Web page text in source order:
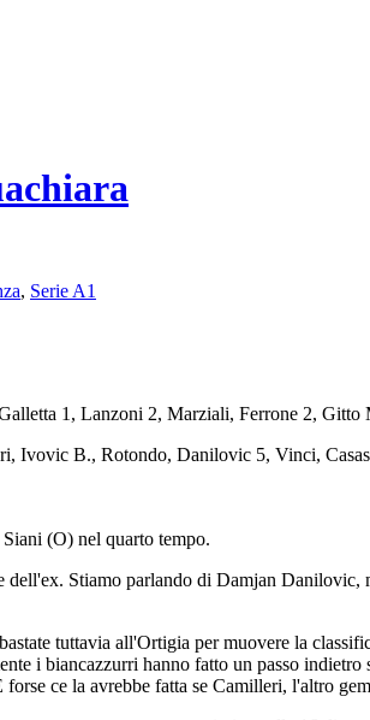
, Serie A1
1, Lanzoni 2, Marziali, Ferrone 2,
Ivovic B., Rotondo, Danilovic 5, Vinci,
(O) nel quarto tempo.
Stiamo parlando di Damjan
tuttavia all'Ortigia per muovere la
i biancazzurri hanno fatto un passo
ce la avrebbe fatta se Camilleri, l'altro